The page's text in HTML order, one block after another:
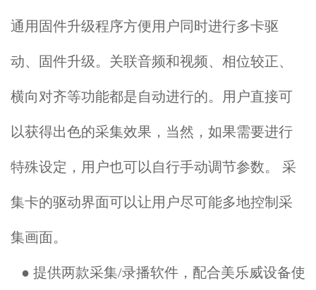
通用固件升级程序方便用户同时进行多卡驱
动、固件升级。关联音频和视频、相位较正、
横向对齐等功能都是自动进行的。用户直接可
以获得出色的采集效果，当然，如果需要进行
特殊设定，用户也可以自行手动调节参数。 采
集卡的驱动界面可以让用户尽可能多地控制采
集画面。
● 提供两款采集/录播软件，配合美乐威设备使